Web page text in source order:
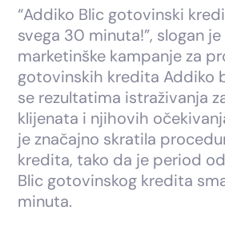
“Addiko Blic gotovinski
svega 30 minuta!”, slogan
marketinške kampanje za
gotovinskih kredita Addiko
se rezultatima istraživanja
klijenata i njihovih
je značajno skratila
kredita, tako da je period
Blic gotovinskog kredita
minuta.